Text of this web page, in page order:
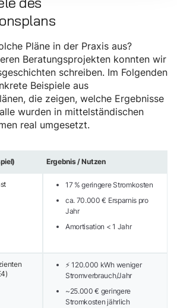
Pläne in der Praxis aus?
Beratungsprojekten konnten wir
schreiben. Im Folgenden
Beispiele aus
die zeigen, welche Ergebnisse
wurden in mittelständischen
real umgesetzt.
Ergebnis / Nutzen
17 % geringere Stromkosten
ca. 70.000 € Ersparnis pro
Jahr
Amortisation < 1 Jahr
⚡ 120.000 kWh weniger
Stromverbrauch/Jahr
~25.000 € geringere
Stromkosten jährlich